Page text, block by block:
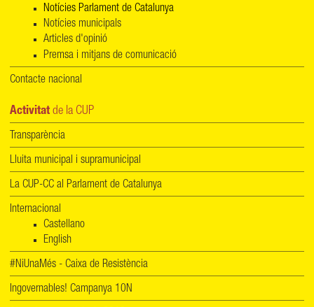
Notícies Parlament de Catalunya
Notícies municipals
Articles d'opinió
Premsa i mitjans de comunicació
Contacte nacional
Activitat de la CUP
Transparència
Lluita municipal i supramunicipal
La CUP-CC al Parlament de Catalunya
Internacional
Castellano
English
#NiUnaMés - Caixa de Resistència
Ingovernables! Campanya 10N